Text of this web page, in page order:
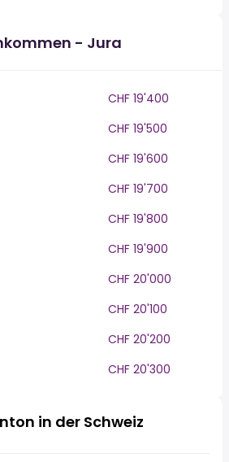
- Jura
CHF 19'400
CHF 19'500
CHF 19'600
CHF 19'700
CHF 19'800
CHF 19'900
CHF 20'000
CHF 20'100
CHF 20'200
CHF 20'300
in der Schweiz